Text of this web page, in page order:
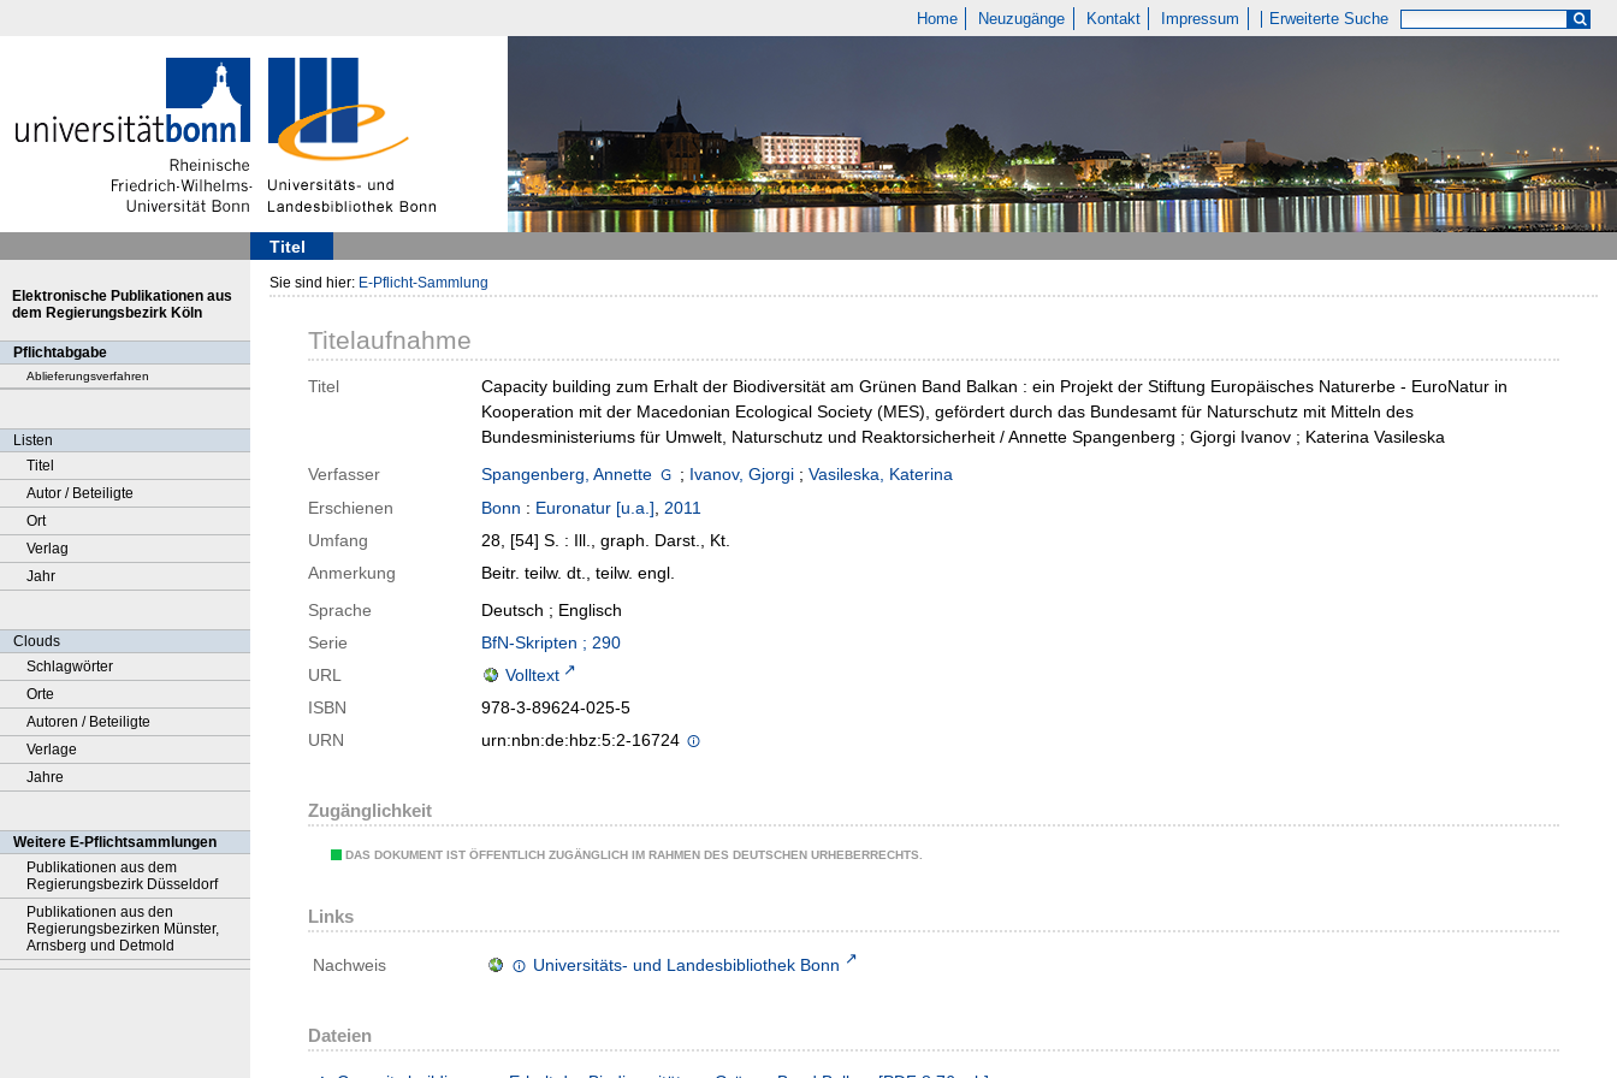
Home Neuzugänge Kontakt Impressum Erweiterte Suche
Titel
Elektronische Publikationen aus
dem Regierungsbezirk Köln
Pflichtabgabe
Ablieferungsverfahren
Listen
Titel
Autor / Beteiligte
Ort
Verlag
Jahr
Clouds
Schlagwörter
Orte
Autoren / Beteiligte
Verlage
Jahre
Weitere E-Pflichtsammlungen
Publikationen aus dem
Regierungsbezirk Düsseldorf
Publikationen aus den
Regierungsbezirken Münster,
Arnsberg und Detmold
Sie sind hier: E-Pflicht-Sammlung
Titelaufnahme
Titel
Capacity building zum Erhalt der Biodiversität am Grünen Band Balkan : ein Projekt der Stiftung Europäisches Naturerbe - EuroNatur in
Kooperation mit der Macedonian Ecological Society (MES), gefördert durch das Bundesamt für Naturschutz mit Mitteln des
Bundesministeriums für Umwelt, Naturschutz und Reaktorsicherheit / Annette Spangenberg ; Gjorgi Ivanov ; Katerina Vasileska
Verfasser
Spangenberg, Annette ; Ivanov, Gjorgi ; Vasileska, Katerina
Erschienen
Bonn : Euronatur [u.a.], 2011
Umfang
28, [54] S. : Ill., graph. Darst., Kt.
Anmerkung
Beitr. teilw. dt., teilw. engl.
Sprache
Deutsch ; Englisch
Serie
BfN-Skripten ; 290
URL
Volltext
ISBN
978-3-89624-025-5
URN
urn:nbn:de:hbz:5:2-16724
Zugänglichkeit
DAS DOKUMENT IST ÖFFENTLICH ZUGÄNGLICH IM RAHMEN DES DEUTSCHEN URHEBERRECHTS.
Links
Nachweis Universitäts- und Landesbibliothek Bonn
Dateien